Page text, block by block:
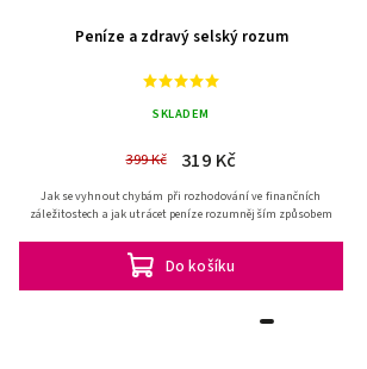
Peníze a zdravý selský rozum
SKLADEM
399 Kč 319 Kč
Do košíku
Jak se vyhnout chybám při rozhodování ve finančních
záležitostech a jak utrácet peníze rozumnějším způsobem